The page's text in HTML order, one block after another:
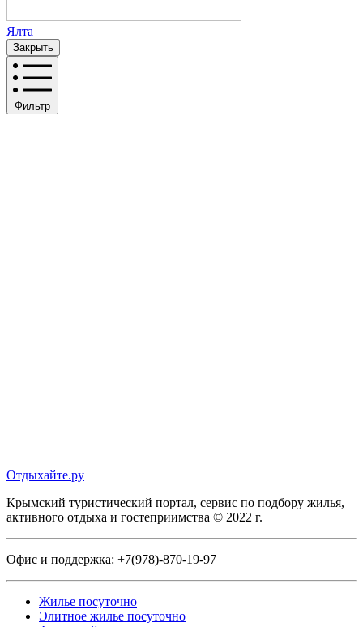
Ялта
Закрыть
Фильтр
Отдыхайте.ру
Крымский туристический портал, сервис по подбору жилья,
активного отдыха и гостеприимства © 2022 г.
Офис и поддержка: +7(978)-870-19-97
Жилье посуточно
Элитное жилье посуточно